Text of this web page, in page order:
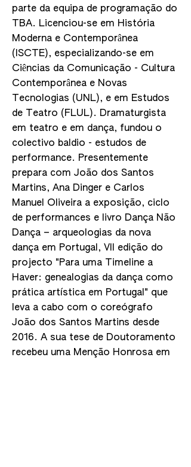
parte da equipa de programação do
TBA. Licenciou-se em História
Moderna e Contemporânea
(ISCTE), especializando-se em
Ciências da Comunicação - Cultura
Contemporânea e Novas
Tecnologias (UNL), e em Estudos
de Teatro (FLUL). Dramaturgista
em teatro e em dança, fundou o
colectivo baldio - estudos de
performance. Presentemente
prepara com João dos Santos
Martins, Ana Dinger e Carlos
Manuel Oliveira a exposição, ciclo
de performances e livro Dança Não
Dança – arqueologias da nova
dança em Portugal, VII edição do
projecto "Para uma Timeline a
Haver: genealogias da dança como
prática artística em Portugal" que
leva a cabo com o coreógrafo
João dos Santos Martins desde
2016. A sua tese de Doutoramento
recebeu uma Menção Honrosa em